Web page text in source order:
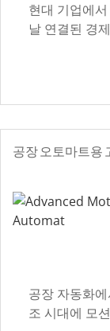
현대 기업에
날 연결된 경
공장 오토마트용
공장 자동화
조 시대에 모